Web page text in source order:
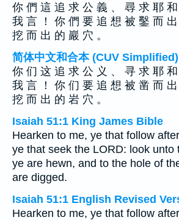
你 們 這 追 求 公 義 、 尋 求 耶
我 言 ！ 你 們 要 追 想 被 鑿 而
挖 而 出 的 巖 穴 。
简体中文和合本 (CUV Simplified)
你 们 这 追 求 公 义 、 寻 求 耶
我 言 ！ 你 们 要 追 想 被 凿 而
挖 而 出 的 岩 穴 。
Isaiah 51:1 King James Bible
Hearken to me, ye that follow
ye that seek the LORD: look unto
ye are hewn, and to the hole of
are digged.
Isaiah 51:1 English Revised
Hearken to me, ye that follow